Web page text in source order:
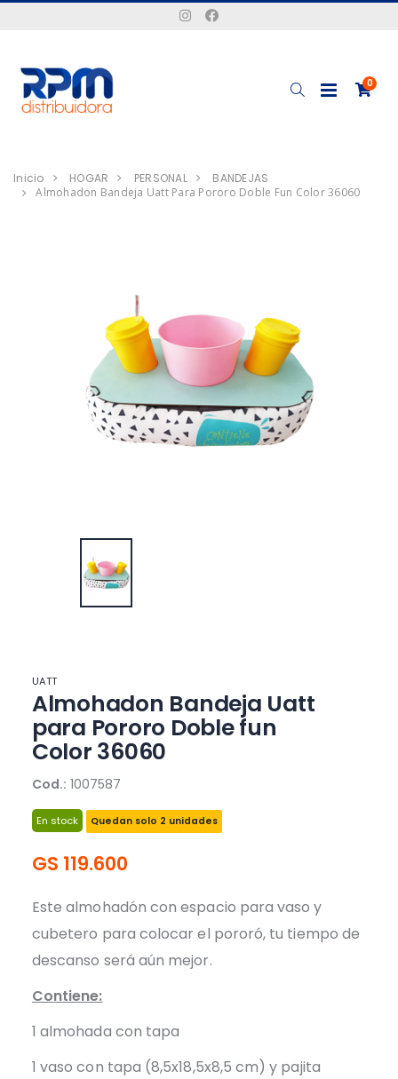
0
Inicio HOGAR PERSONAL
BANDEJAS
Almohadon Bandeja Uatt Para Pororo Doble Fun Color 36060
UATT
Almohadon Bandeja Uatt
para Pororo Doble fun
Color 36060
Cod.: 1007587
En stock Quedan solo 2 unidades
GS 119.600
Este almohadón con espacio para vaso y
cubetero para colocar el pororó, tu tiempo de
descanso será aún mejor.
Contiene:
1 almohada con tapa
1 vaso con tapa (8,5x18,5x8,5 cm) y pajita